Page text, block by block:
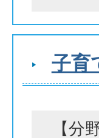
子育
【分